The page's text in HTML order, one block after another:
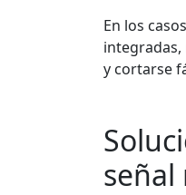
En los
integradas,
y cortarse
señal